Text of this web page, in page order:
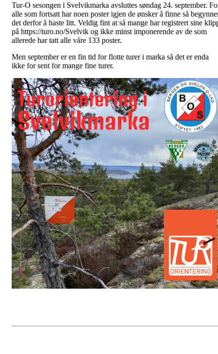
Tur-O sesongen i Svelvikmarka avsluttes søndag 24. september.
alle som fortsatt har noen poster igjen de ønsker å finne så
det derfor å haste litt. Veldig fint at så mange har registrert sine
på https://turo.no/Svelvik og ikke minst imponerende av de som
allerede har tatt alle våre 133 poster.
Men september er en fin tid for flotte turer i marka så det er enda
ikke for sent for mange fine turer.